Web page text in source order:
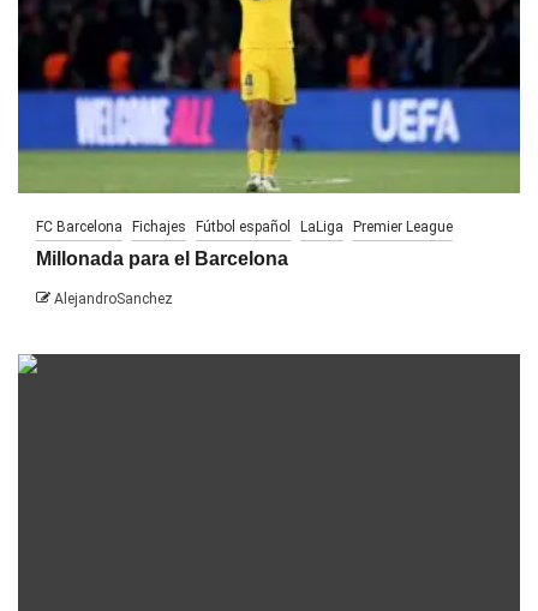
FC Barcelona Fichajes Fútbol español LaLiga Premier League
Millonada para el Barcelona
AlejandroSanchez